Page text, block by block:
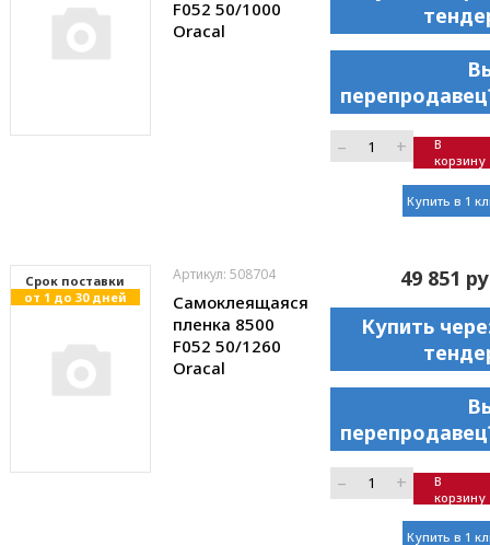
F052 50/1000
Oracal
– +
В
корзину
Купить в 1
Cрок поставки
от 1 до 30 дней
Артикул: 508704
Самоклеящаяся
пленка 8500
F052 50/1260
Oracal
49 851
Купить
– +
В
корзину
Купить в 1